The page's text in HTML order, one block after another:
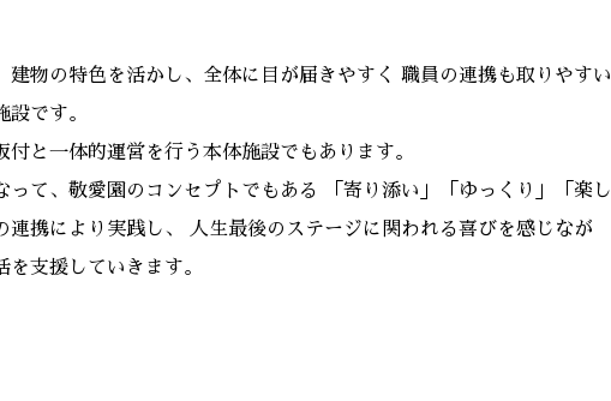
建物の特色を活かし、全体に目が届きやすく 職員の連携も取りやすい
設です。
付と一体的運営を行う本体施設でもあります。
って、敬愛園のコンセプトでもある 「寄り添い」「ゆっくり」「楽し
連携により実践し、 人生最後のステージに関われる喜びを感じなが
を支援していきます。